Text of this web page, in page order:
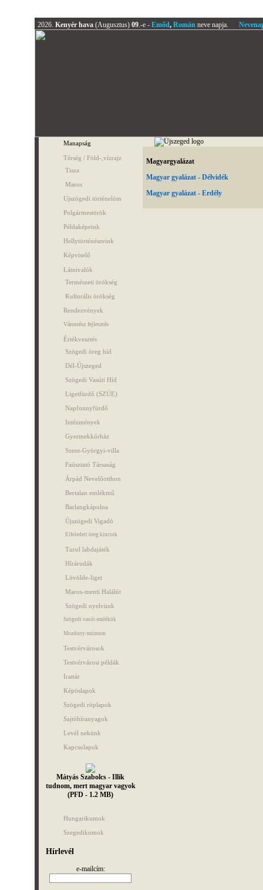
2026. Kenyér hava (Augusztus) 09.-e - Emőd, Románneve napja.
Manapság
Térség / Föld-,vízrajz
Tisza
Maros
Ujszögedi történelöm
Polgármestörök
Példaképeink
Hellytörténészeink
Képviselő
Látnivalók
Természeti örökség
Kulturális örökség
Rendezvények
Városrész fejlesztés
Értékvesztés
Szögedi öreg híd
Dél-Újszeged
Szögedi Vasúti Híd
Ligetfürdő (SZÚE)
Napfonnyfürdő
Intézmények
Gyermekkórház
Szent-Györgyi-villa
Faúsztató Társaság
Árpád Nevelőotthon
Bertalan emlékmű
Barlangkápolna
Újszögedi Vigadó
Elfeledett öreg kincsek
Turul labdajáték
Hírárudák
Lövölde-liget
Maros-menti Halálút
Szögedi nyelvünk
Szögedi vasút-emlékök
Mozdony-múzeum
Testvérvárosok
Testvérvárosi példák
Irattár
Képöslapok
Szögedi röplapok
Sajtóhíranyagok
Levél nekünk
Kapcsolapok
Mátyás Szabolcs - Illik
tudnom, mert magyar vagyok
(PFD - 1.2 MB)
Hungarikumok
Szegedikumok
Hírlevél
e-mailcím:
Magyargyalázat
Magyar gyalázat - Délvidék
Magyar gyalázat - Erdély